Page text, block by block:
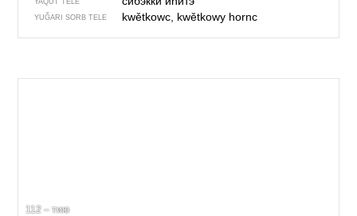
YAQUT TELE
YUĞARI SORB TELE kwětkowc, kwětkowy hornc
112 – тию